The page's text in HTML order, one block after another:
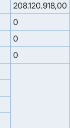
208.120.918,00
0
0
0